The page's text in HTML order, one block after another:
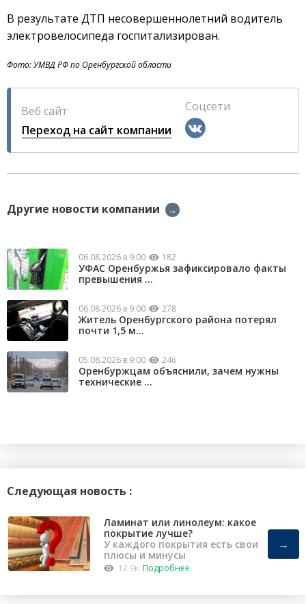
В результате ДТП несовершеннолетний водитель
электровелосипеда госпитализирован.
Фото: УМВД РФ по Оренбургской области
Веб сайт
Переход на сайт компании
Соцсети
Другие новости компании →
06.08.2026 в 9:00 182
УФАС Оренбуржья зафиксировало факты
превышения ...
06.08.2026 в 9:00 278
Житель Оренбургского района потерял
почти 1,5 м...
05.08.2026 в 9:00 246
Оренбуржцам объяснили, зачем нужны
технические ...
Следующая новость :
Ламинат или линолеум: какое
покрытие лучше?
У каждого покрытия есть свои
плюсы и минусы
12.9к Подробнее
→